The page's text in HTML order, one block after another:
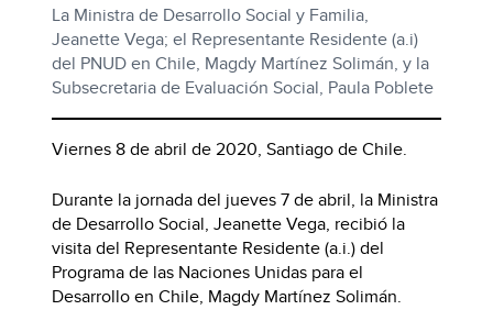
La Ministra de Desarrollo Social y Familia,
Jeanette Vega; el Representante Residente (a.i)
del PNUD en Chile, Magdy Martínez Solimán, y la
Subsecretaria de Evaluación Social, Paula Poblete
Viernes 8 de abril de 2020, Santiago de Chile.
Durante la jornada del jueves 7 de abril, la Ministra
de Desarrollo Social, Jeanette Vega, recibió la
visita del Representante Residente (a.i.) del
Programa de las Naciones Unidas para el
Desarrollo en Chile, Magdy Martínez Solimán.